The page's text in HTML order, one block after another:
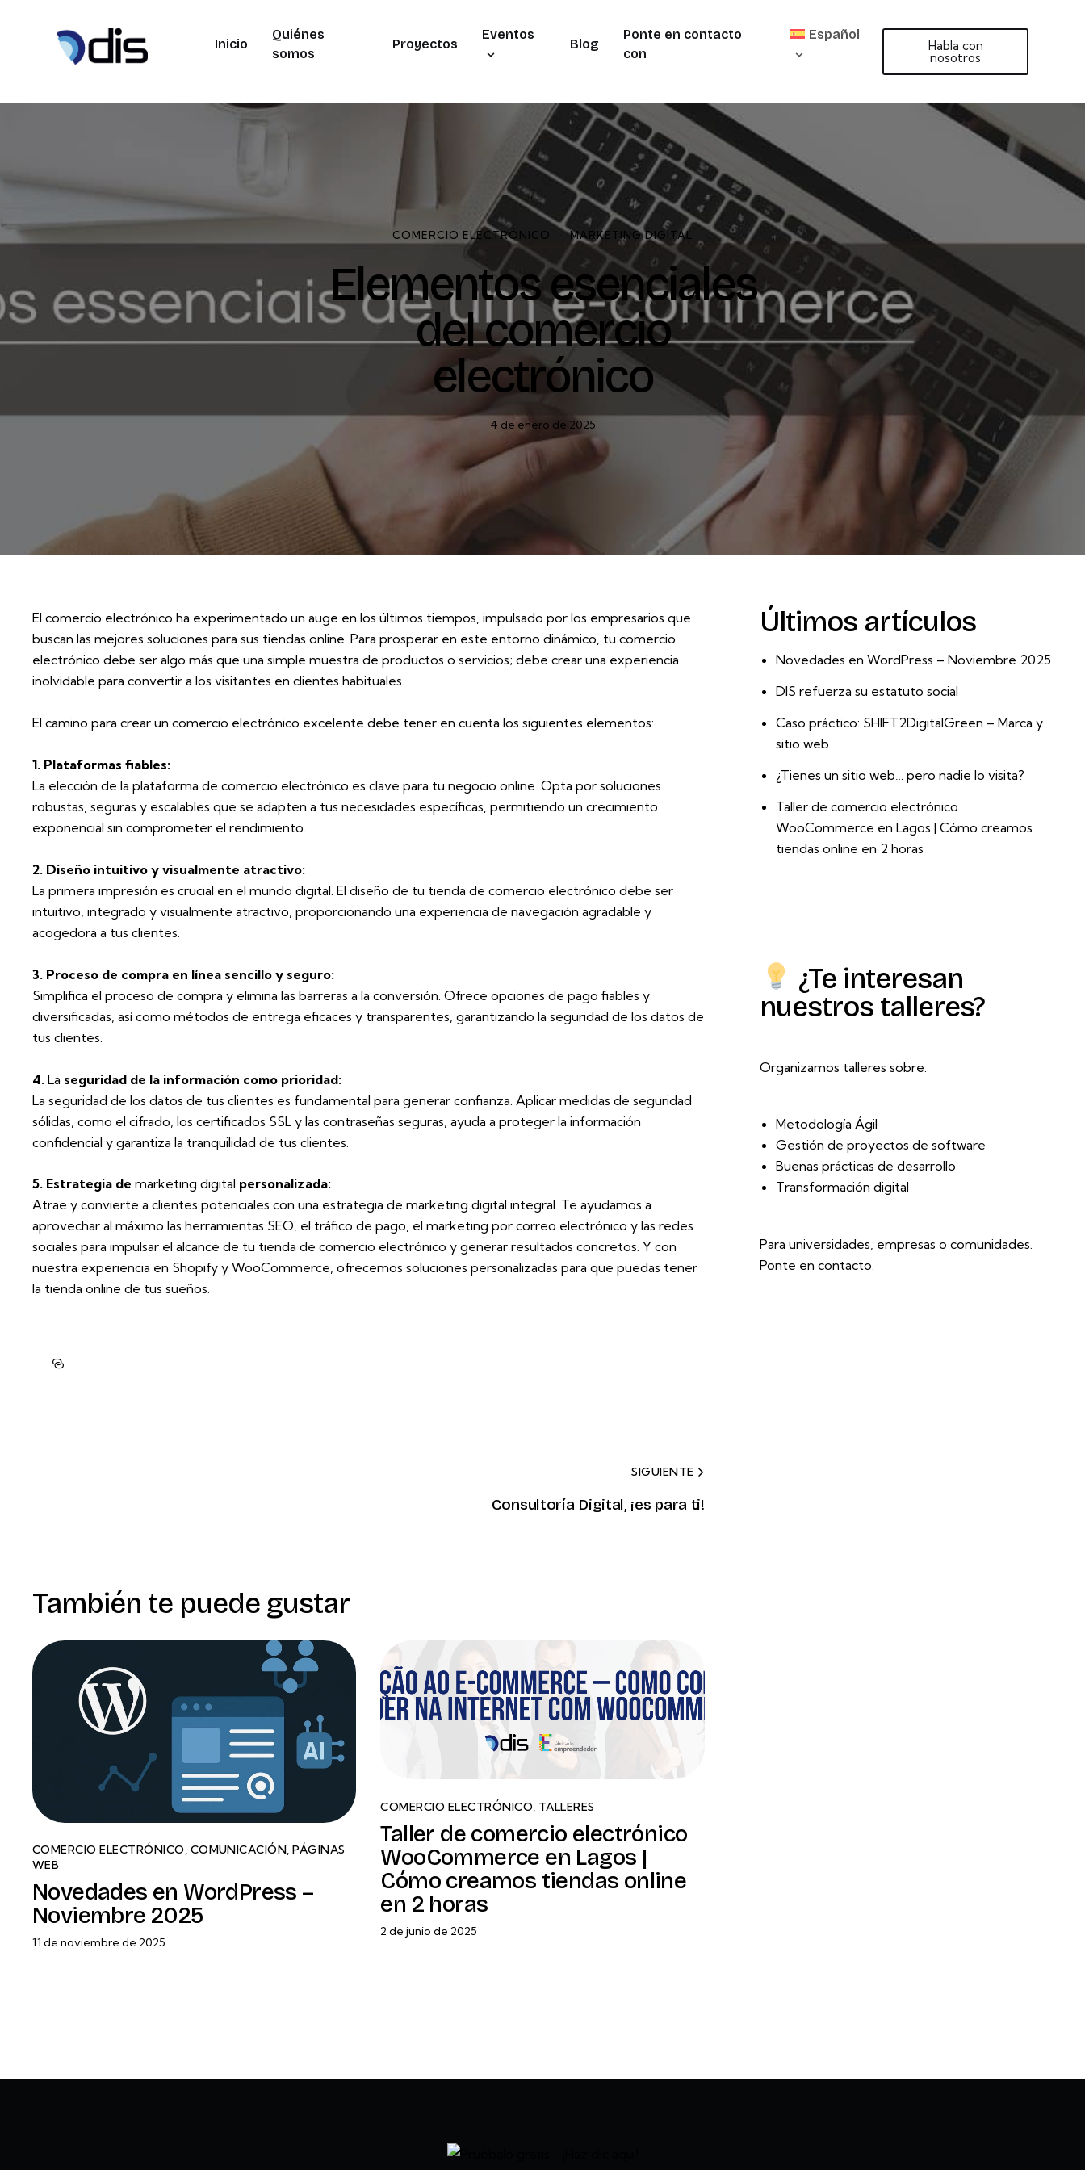
Inicio
Quiénes
somos
Proyectos
Eventos
Blog
Ponte en contacto
con
Español
Habla con
nosotros
COMERCIO ELECTRÓNICO MARKETING DIGITAL
Elementos esenciales
del comercio
electrónico
4 de enero de 2025
El comercio electrónico ha experimentado un auge en los últimos tiempos, impulsado por los empresarios que
buscan las mejores soluciones para sus tiendas online. Para prosperar en este entorno dinámico, tu comercio
electrónico debe ser algo más que una simple muestra de productos o servicios; debe crear una experiencia
inolvidable para convertir a los visitantes en clientes habituales.
El camino para crear un comercio electrónico excelente debe tener en cuenta los siguientes elementos:
1. Plataformas fiables:
La elección de la plataforma de comercio electrónico es clave para tu negocio online. Opta por soluciones
robustas, seguras y escalables que se adapten a tus necesidades específicas, permitiendo un crecimiento
exponencial sin comprometer el rendimiento.
2. Diseño intuitivo y visualmente atractivo:
La primera impresión es crucial en el mundo digital. El diseño de tu tienda de comercio electrónico debe ser
intuitivo, integrado y visualmente atractivo, proporcionando una experiencia de navegación agradable y
acogedora a tus clientes.
3. Proceso de compra en línea sencillo y seguro:
Simplifica el proceso de compra y elimina las barreras a la conversión. Ofrece opciones de pago fiables y
diversificadas, así como métodos de entrega eficaces y transparentes, garantizando la seguridad de los datos de
tus clientes.
4. La seguridad de la información como prioridad:
La seguridad de los datos de tus clientes es fundamental para generar confianza. Aplicar medidas de seguridad
sólidas, como el cifrado, los certificados SSL y las contraseñas seguras, ayuda a proteger la información
confidencial y garantiza la tranquilidad de tus clientes.
5. Estrategia de marketing digital personalizada:
Atrae y convierte a clientes potenciales con una estrategia de marketing digital integral. Te ayudamos a
aprovechar al máximo las herramientas SEO, el tráfico de pago, el marketing por correo electrónico y las redes
sociales para impulsar el alcance de tu tienda de comercio electrónico y generar resultados concretos. Y con
nuestra experiencia en Shopify y WooCommerce, ofrecemos soluciones personalizadas para que puedas tener
la tienda online de tus sueños.
SIGUIENTE
Consultoría Digital, ¡es para ti!
También te puede gustar
COMERCIO ELECTRÓNICO, COMUNICACIÓN,PÁGINAS
WEB
Novedades en WordPress –
Noviembre 2025
11 de noviembre de 2025
COMERCIO ELECTRÓNICO, TALLERES
Taller de comercio electrónico
WooCommerce en Lagos |
Cómo creamos tiendas online
en 2 horas
2 de junio de 2025
Últimos artículos
Novedades en WordPress – Noviembre 2025
DIS refuerza su estatuto social
Caso práctico: SHIFT2DigitalGreen – Marca y
sitio web
¿Tienes un sitio web… pero nadie lo visita?
Taller de comercio electrónico
WooCommerce en Lagos | Cómo creamos
tiendas online en 2 horas
¿Te interesan
nuestros talleres?
Organizamos talleres sobre:
Metodología Ágil
Gestión de proyectos de software
Buenas prácticas de desarrollo
Transformación digital
Para universidades, empresas o comunidades.
Ponte en contacto.